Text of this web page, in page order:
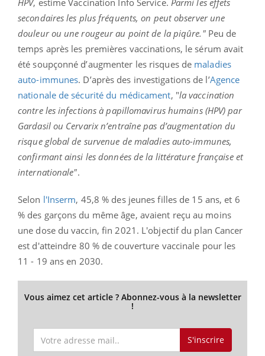
secondaires les plus fréquents, on peut observer une
douleur ou une rougeur au point de la piqûre."Peu de
temps après les premières vaccinations, le sérum avait
été soupçonné d’augmenter les risques de maladies
auto-immunes. D’après des investigations de l’Agence
nationale de sécurité du médicament, "la vaccination
contre les infections à papillomavirus humains (HPV) par
Gardasil ou Cervarix n’entraîne pas d’augmentation du
risque global de survenue de maladies auto-immunes,
confirmant ainsi les données de la littérature française et
internationale".
Selon l'Inserm, 45,8 % des jeunes filles de 15 ans, et 6
% des garçons du même âge, avaient reçu au moins
une dose du vaccin, fin 2021. L'objectif du plan Cancer
est d'atteindre 80 % de couverture vaccinale pour les
11 - 19 ans en 2030.
Vous aimez cet article ? Abonnez-vous à la newsletter
!
S'inscrire